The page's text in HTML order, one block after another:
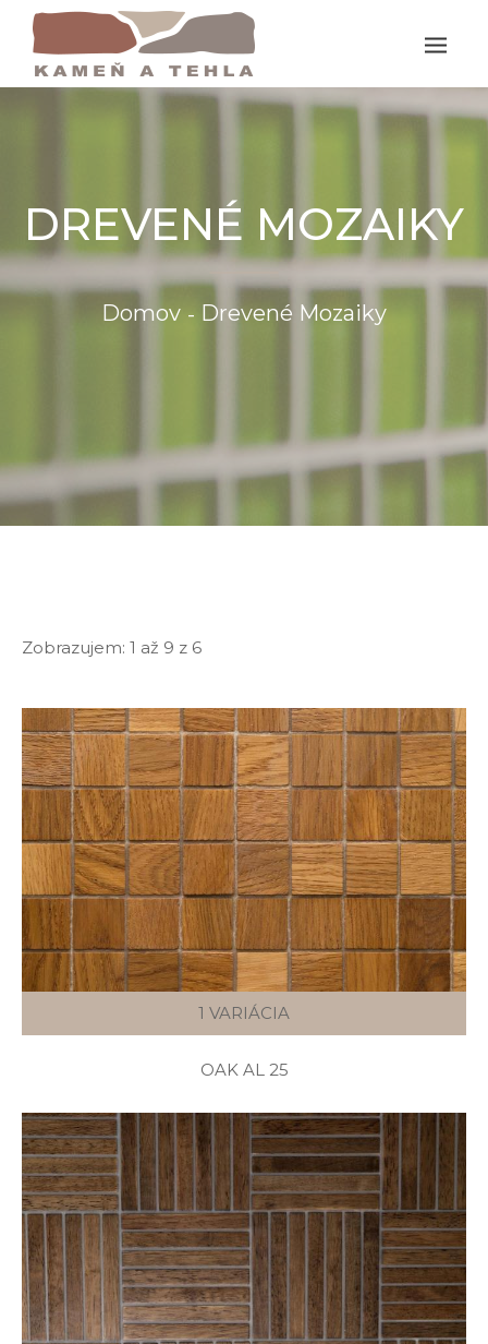
DREVENÉ MOZAIKY
Domov Drevené Mozaiky
Zobrazujem: 1 až 9 z 6
1 VARIÁCIA
OAK AL 25